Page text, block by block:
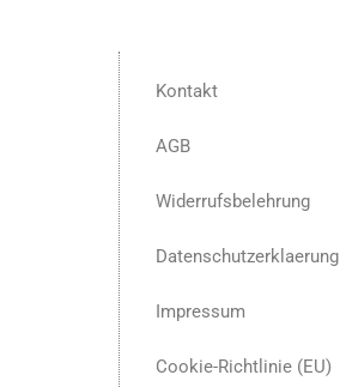
Kontakt
AGB
Widerrufsbelehrung
Datenschutzerklaerung
Impressum
Cookie-Richtlinie (EU)